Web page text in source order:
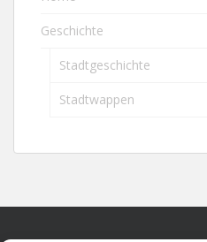
Geschichte
Stadtgeschichte
Stadtwappen